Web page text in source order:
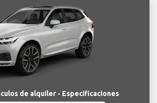
de alquiler - Especificaciones